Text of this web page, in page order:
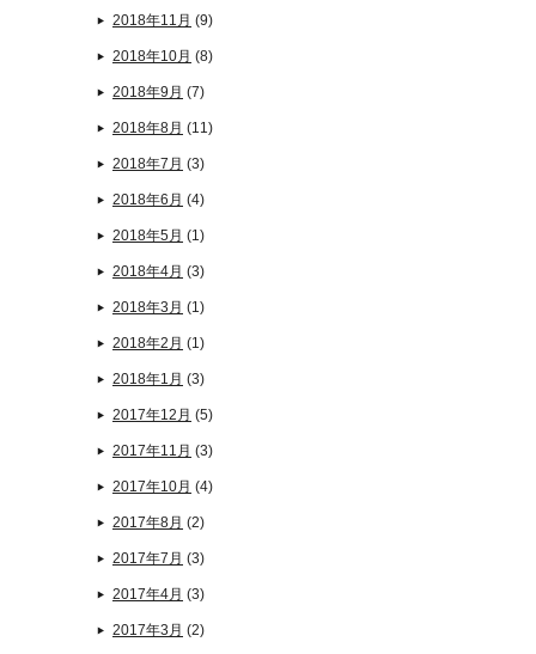
2018年11月 (9)
2018年10月 (8)
2018年9月 (7)
2018年8月 (11)
2018年7月 (3)
2018年6月 (4)
2018年5月 (1)
2018年4月 (3)
2018年3月 (1)
2018年2月 (1)
2018年1月 (3)
2017年12月 (5)
2017年11月 (3)
2017年10月 (4)
2017年8月 (2)
2017年7月 (3)
2017年4月 (3)
2017年3月 (2)